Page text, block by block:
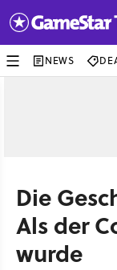
NEWS
Die
Als der
wurde